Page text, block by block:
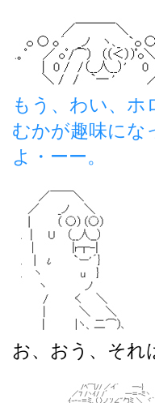
もう、わい、ホ
むかが趣味にな
よ・ーー。
お、おう、それ